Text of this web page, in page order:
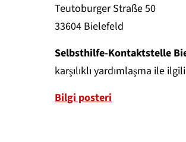
Teutoburger Straße 50
33604 Bielefeld
Selbsthilfe-Kontaktstelle
karşılıklı yardımlaşma ile
Bilgi posteri